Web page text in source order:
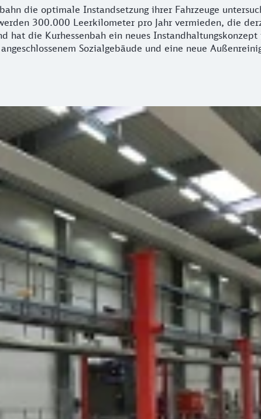
die optimale Instandsetzung ihrer Fahrzeuge
300.000 Leerkilometer pro Jahr vermieden, die
die Kurhessenbah ein neues
Sozialgebäude und eine neue